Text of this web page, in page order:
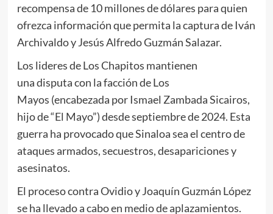
recompensa de 10 millones de dólares para quien
ofrezca información que permita la captura de Iván
Archivaldo y Jesús Alfredo Guzmán Salazar.
Los lideres de Los Chapitos mantienen
una disputa con la facción de Los
Mayos (encabezada por Ismael Zambada Sicairos,
hijo de “El Mayo”) desde septiembre de 2024. Esta
guerra ha provocado que Sinaloa sea el centro de
ataques armados, secuestros, desapariciones y
asesinatos.
El proceso contra Ovidio y Joaquín Guzmán López
se ha llevado a cabo en medio de aplazamientos.